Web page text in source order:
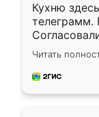
Кухню
телеграмм.
недели
довольны
мебель за
Читать